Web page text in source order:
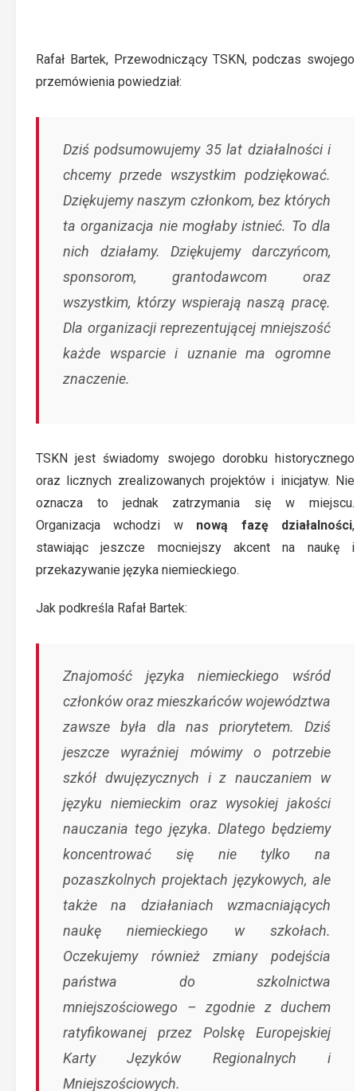
Rafał Bartek, Przewodniczący TSKN, podczas swojego
przemówienia powiedział:
Dziś podsumowujemy 35 lat działalności i
chcemy przede wszystkim podziękować.
Dziękujemy naszym członkom, bez których
ta organizacja nie mogłaby istnieć. To dla
nich działamy. Dziękujemy darczyńcom,
sponsorom, grantodawcom oraz
wszystkim, którzy wspierają naszą pracę.
Dla organizacji reprezentującej mniejszość
każde wsparcie i uznanie ma ogromne
znaczenie.
TSKN jest świadomy swojego dorobku historycznego
oraz licznych zrealizowanych projektów i inicjatyw. Nie
oznacza to jednak zatrzymania się w miejscu.
Organizacja wchodzi w nową fazę działalności,
stawiając jeszcze mocniejszy akcent na naukę i
przekazywanie języka niemieckiego.
Jak podkreśla Rafał Bartek:
Znajomość języka niemieckiego wśród
członków oraz mieszkańców województwa
zawsze była dla nas priorytetem. Dziś
jeszcze wyraźniej mówimy o potrzebie
szkół dwujęzycznych i z nauczaniem w
języku niemieckim oraz wysokiej jakości
nauczania tego języka. Dlatego będziemy
koncentrować się nie tylko na
pozaszkolnych projektach językowych, ale
także na działaniach wzmacniających
naukę niemieckiego w szkołach.
Oczekujemy również zmiany podejścia
państwa do szkolnictwa
mniejszościowego – zgodnie z duchem
ratyfikowanej przez Polskę Europejskiej
Karty Języków Regionalnych i
Mniejszościowych.